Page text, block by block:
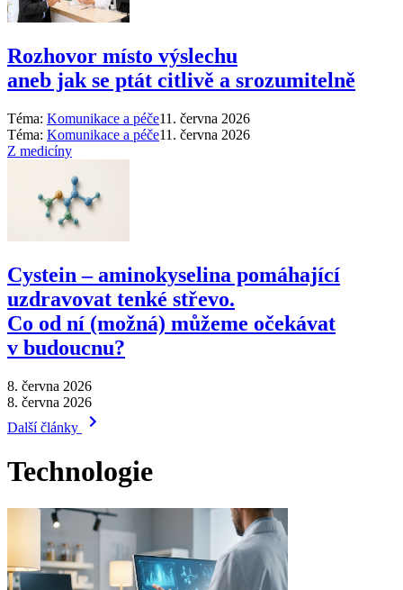
Rozhovor místo výslechu
aneb jak se ptát citlivě a srozumitelně
Téma: Komunikace a péče11. června 2026
Téma: Komunikace a péče11. června 2026
Z medicíny
Cystein –⁠ aminokyselina pomáhající
uzdravovat tenké střevo.
Co od ní (možná) můžeme očekávat
v budoucnu?
8. června 2026
8. června 2026
Další články
Technologie